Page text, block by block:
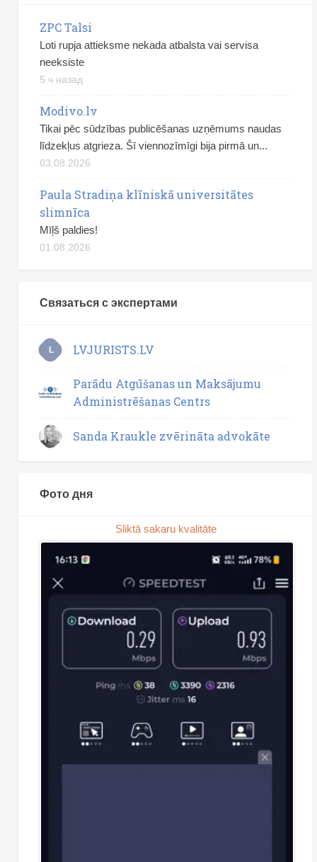
ZPC Talsi
Loti rupja attieksme nekada atbalsta vai servisa
neeksiste
5 ч назад
Modivo.lv
Tikai pēc sūdzības publicēšanas uzņēmums naudas
līdzekļus atgrieza. Šī viennozīmīgi bija pirmā un...
03.08.2026
Paula Stradiņa klīniskā universitātes
slimnīca
Mīļš paldies!
01.08.2026
Связаться с экспертами
L LVJURISTS.LV
Parādu Atgūšanas un Maksājumu
Administrēšanas Centrs
Sanda Kraukle zvērināta advokāte
Фото дня
Sliktā sakaru kvalitāte